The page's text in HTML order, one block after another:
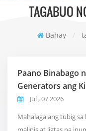
TAGABUO
Bahay /
Paano Binabago
Generators ang
Jul , 07 2026
Mahalaga ang tubig